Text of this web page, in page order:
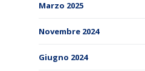
Marzo 2025
Novembre 2024
Giugno 2024